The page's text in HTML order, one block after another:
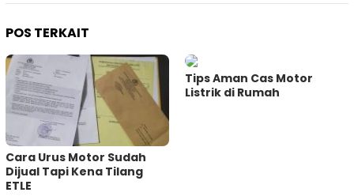
POS TERKAIT
Cara Urus Motor Sudah
Dijual Tapi Kena Tilang
ETLE
Tips Aman Cas Motor
Listrik di Rumah